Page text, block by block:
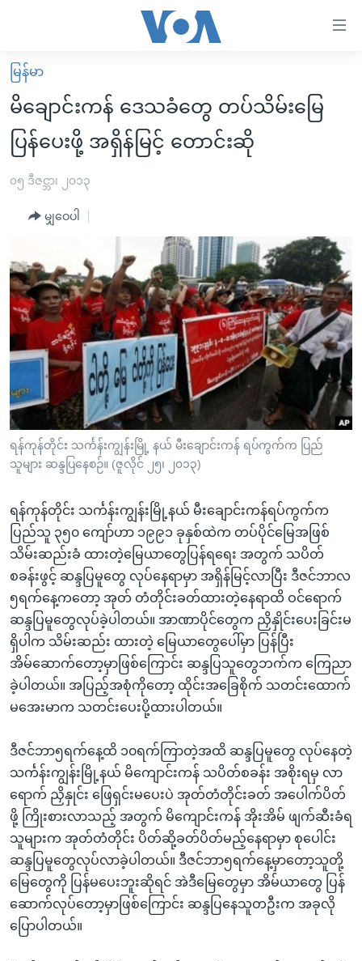
လွယ်ကူ
စေ
သည့်
Link
များ
သို့
ကျော်
ကြည့်
ရန်
ပင်မ
အ
ညွန်း
စာမျက်နှာ
သို့
ကျော်
ကြည့်
ရှာဖွေ
ရန်
ကျော်
မူလစာမျက်နှာ
မြန်မာ
ကမ္ဘာ့သတင်းများ
နိုင်ငံတကာ
အစ္စရေး-ပါလက်စတိုင်း
ဗွီဒီယို
ရပ်ဝန်းတခု လမ်းတခု အလွန်
အင်္ဂလိပ်စာလေ့လာမယ်
အမေရိကန်သုံးအီဒီယံ
မကြေးမုံရဲ့ အင်္ဂလိပ်စာ
ရုပ်ရှင်ထဲက အင်္ဂလိပ်စာ
သုတပဒေသာ အင်္ဂလိပ်စာ
အပတ်စဉ်ကဏ္ဍများ
ရေဒီယို
တီဗွီ
ရေဒီယိုနှင့်ရုပ်သံ အချက်အလက်များ
ရေဒီယို/တီဗွီအစီအစဉ်
Learning English
ဗွီအိုအေ လူမှုကွန်ယက်များ
ဘာသာစကားများ
မြန်မာ
မိချောင်းကန် ဒေသခံတွေ တပ်သိမ်းမြေ
ပြန်ပေးဖို့ အရှိန်မြင့် တောင်းဆို
၀၅ ဒီဇင္ဘာ၊ ၂၀၁၃
မျှဝေပါ
ရန်ကုန်တိုင်း သင်္ကန်းကျွန်းမြို့ နယ် မီးချောင်းကန် ရပ်ကွက်က ပြည်
သူများ ဆန္ဒပြနေစဉ်။ (ဇူလိုင် ၂၅၊ ၂၀၁၃)
ရန်ကုန်တိုင်း သင်္ကန်းကျွန်းမြို့နယ် မီးချောင်းကန်ရပ်ကွက်က
ပြည်သူ ၃၅၀ ကျော်ဟာ ၁၉၉၁ ခုနှစ်ထဲက တပ်ပိုင်မြေအဖြစ်
သိမ်းဆည်းခံ ထားတဲ့မြေယာတွေပြန်ရရေး အတွက် သပိတ်
စခန်းဖွင့် ဆန္ဒပြမူတွေ လုပ်နေရာမှာ အရှိန်မြင့်လာပြီး ဒီဇင်ဘာလ
၅ရက်နေ့ကတော့ အုတ် တံတိုင်းခတ်ထားတဲ့နေရာထိ ဝင်ရောက်
ဆန္ဒပြမူတွေလုပ်ခဲ့ပါတယ်။ အာဏာပိုင်တွေက ညှိနှိုင်းပေးခြင်းမ
ရှိပါက သိမ်းဆည်း ထားတဲ့ မြေယာတွေပေါ်မှာ ပြန်ပြီး
အိမ်ဆောက်တော့မှာဖြစ်ကြောင်း ဆန္ဒပြသူတွေဘက်က ကြေညာ
ခဲ့ပါတယ်။ အပြည့်အစုံကိုတော့ ထိုင်းအခြေစိုက် သတင်းထောက်
မအေးမာက သတင်းပေးပို့ထားပါတယ်။
ဒီဇင်ဘာ၅ရက်နေ့ထိ ၁၀ရက်ကြာတဲ့အထိ ဆန္ဒပြမူတွေ လုပ်နေတဲ့
သင်္ကန်းကျွန်းမြို့နယ် မိကျောင်းကန် သပိတ်စခန်း အစိုးရမှ လာ
ရောက် ညှိနှုင်း ဖြေရှင်းမပေးပဲ အုတ်တံတိုင်းခတ် အပေါက်ပိတ်
ဖို့ ကြိုးစားလာသည့် အတွက် မိကျောင်းကန် အိုးအိမ် ဖျက်ဆီးခံရ
သူများက အုတ်တံတိုင်း ပိတ်ဆို့ခတ်ပိတ်မည့်နေရာမှာ စုပေါင်း
ဆန္ဒပြမူတွေလုပ်လာခဲ့ပါတယ်။ ဒီဇင်ဘာ၅ရက်နေ့မှာတော့သူတို့
မြေတွေကို ပြန်မပေးဘူးဆိုရင် အဲဒီမြေတွေမှာ အိမ်ယာတွေ ပြန်
ဆောက်လုပ်တော့မှာဖြစ်ကြောင်း ဆန္ဒပြနေသူတဦးက အခုလို
ပြောပါတယ်။